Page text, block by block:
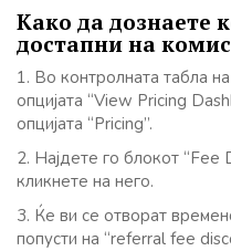
Како да дознаете
достапни на
1. Во контролната табла
опцијата “View Pricing
опцијата “Pricing”.
2. Најдете го блокот “Fee
кликнете на него.
3. Ќе ви се отворат
попусти на “referral fee